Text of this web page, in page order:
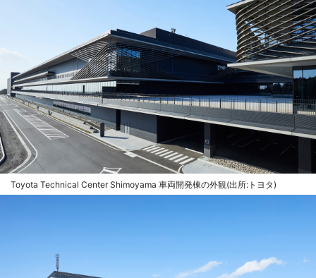
Toyota Technical Center Shimoyama 車両開発棟の外観(出所:トヨタ)